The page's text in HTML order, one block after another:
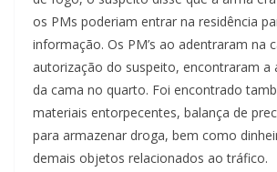
os PMs poderiam entrar na residência
informação. Os PM’s ao adentraram na
autorização do suspeito, encontraram a
da cama no quarto. Foi encontrado
materiais entorpecentes, balança de
para armazenar droga, bem como
demais objetos relacionados ao tráfico.